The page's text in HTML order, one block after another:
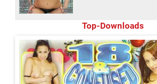
Top-Downloads